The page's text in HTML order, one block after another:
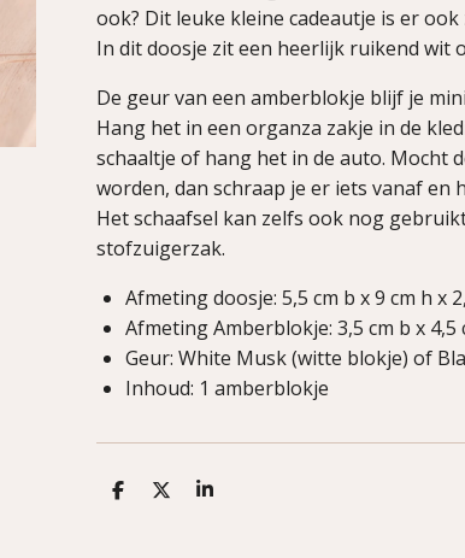
ook? Dit leuke kleine cadeautje is er
In dit doosje zit een heerlijk ruikend wit
De geur van een amberblokje blijf je
Hang het in een organza zakje in de
schaaltje of hang het in de auto. Mocht
worden, dan schraap je er iets vanaf en
Het schaafsel kan zelfs ook nog
stofzuigerzak.
Afmeting doosje: 5,5 cm b x 9 cm h x
Afmeting Amberblokje: 3,5 cm b x 4,5
Geur: White Musk (witte blokje) of
Inhoud: 1 amberblokje
D
D
S